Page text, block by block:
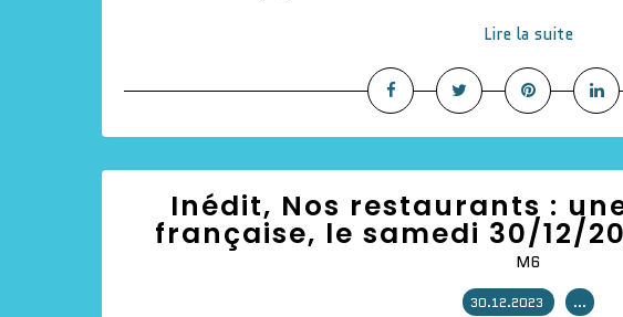
Lire la suite
Inédit, Nos restaurants :
française, le samedi 30/12/
M6
30.12.2023 …